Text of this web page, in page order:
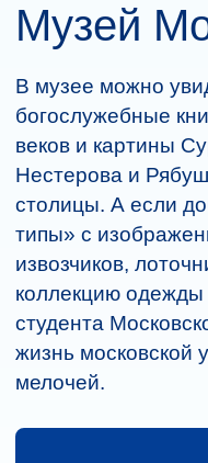
Музей
В музее можно
богослужебные
веков и картины
Нестерова и
столицы. А если
типы» с
извозчиков,
коллекцию
студента
жизнь московской
мелочей.